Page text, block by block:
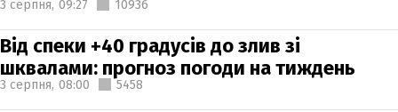
3 серпня, 09:27 10936
Від спеки +40 градусів до злив зі
шквалами: прогноз погоди на тиждень
3 серпня, 08:00 5458